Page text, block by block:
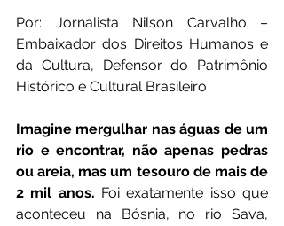
Por: Jornalista Nilson Carvalho –
Embaixador dos Direitos Humanos e
da Cultura, Defensor do Patrimônio
Histórico e Cultural Brasileiro
Imagine mergulhar nas águas de um
rio e encontrar, não apenas pedras
ou areia, mas um tesouro de mais de
2 mil anos. Foi exatamente isso que
aconteceu na Bósnia, no rio Sava,